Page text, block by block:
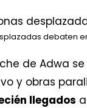
debaten
de Adwa
y obras
llegados